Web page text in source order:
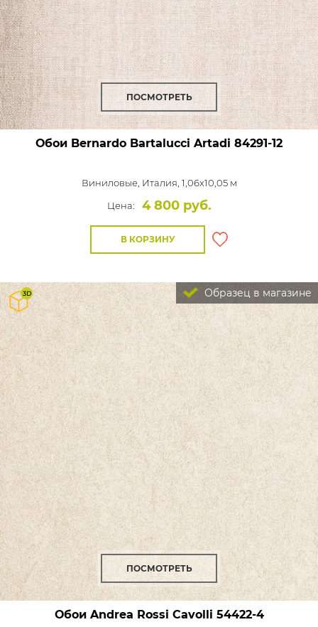
ПОСМОТРЕТЬ
Обои Bernardo Bartalucci Artadi 84291-12
Виниловые, Италия, 1,06x10,05 м
Цена:
4 800 руб.
В КОРЗИНУ
Образец в магазине
ПОСМОТРЕТЬ
Обои Andrea Rossi Cavolli 54422-4